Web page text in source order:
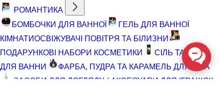
РОМАНТИКА
БОМБОЧКИ ДЛЯ ВАННОЇ
ГЕЛЬ ДЛЯ ВАННОЇ
КІМНАТИОСВІЖУВАЧІ ПОВІТРЯ ТА БІЛИЗНИ
ПОДАРУНКОВІ НАБОРИ КОСМЕТИКИ
СІЛЬ ТА ПІНА
ДЛЯ ВАННИ
ФАРБА, ПУДРА ТА КАРАМЕЛЬ ДЛЯ ТІЛА
ЗАСОБИ ДЛЯ ДОГЛЯДУ / АКСЕСУАРИ ДЛЯ ІГРАШОК